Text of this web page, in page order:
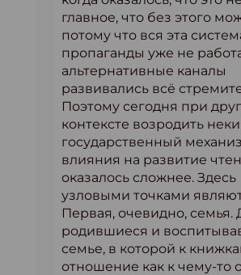
главное, что без этого
потому что вся эта
пропаганды уже не
альтернативные каналы
развивались всё
Поэтому сегодня при
контексте возродить
государственный
влияния на развитие
оказалось сложнее. Здесь
узловыми точками
Первая, очевидно, семья.
родившиеся и
семье, в которой к
отношение как к чему-то